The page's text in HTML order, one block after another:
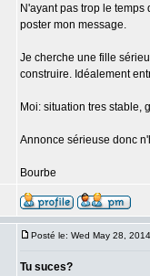
N'ayant pas trop le temps
poster mon message.
Je cherche une fille
construire. Idéalement
Moi: situation tres stable,
Annonce sérieuse donc
Bourbe
Posté le: Wed May 28,
Tu suces?